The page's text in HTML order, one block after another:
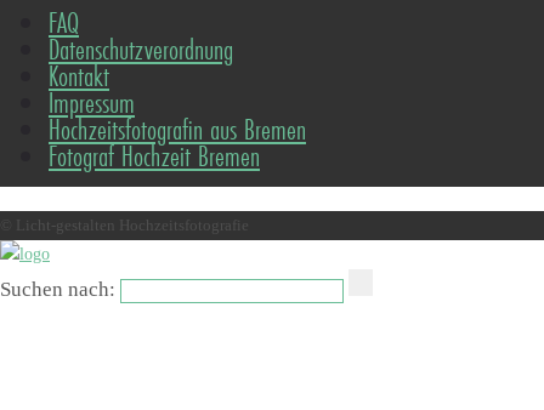
FAQ
Datenschutzverordnung
Kontakt
Impressum
Hochzeitsfotografin aus Bremen
Fotograf Hochzeit Bremen
© Licht-gestalten Hochzeitsfotografie
Suchen nach: